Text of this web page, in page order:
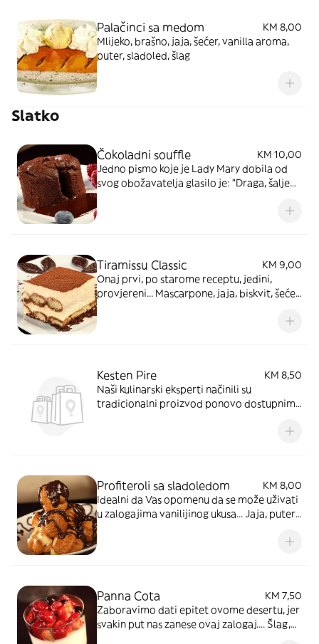
Palačinci sa medom
KM 8,00
Mlijeko, brašno, jaja, šećer, vanilla aroma,
puter, sladoled, šlag
Slatko
Čokoladni souffle
KM 10,00
Jedno pismo koje je Lady Mary dobila od
svog obožavatelja glasilo je: "Draga, šaljem
Tiramissu Classic
KM 9,00
Onaj prvi, po starome receptu, jedini,
provjereni... Mascarpone, jaja, biskvit, šećer,
Kesten Pire
KM 8,50
Naši kulinarski eksperti načinili su
tradicionalni proizvod ponovo dostupnim
Profiteroli sa sladoledom
KM 8,00
Idealni da Vas opomenu da se može uživati
u zalogajima vanilijinog ukusa... Jaja, puter,
Panna Cota
KM 7,50
Zaboravimo dati epitet ovome desertu, jer
svakin put nas zanese ovaj zalogaj.... Šlag,